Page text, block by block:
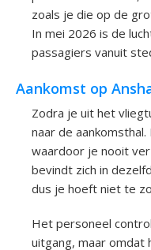
zoals je die op de
In mei 2026 is de
passagiers vanuit
Aankomst op
Zodra je uit het
naar de
waardoor je nooit
bevindt zich in
dus je hoeft niet te
Het personeel
uitgang, maar omdat